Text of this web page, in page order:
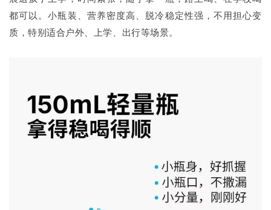
都可以。小瓶装、营养密度高、脱冷稳定性强，不用担心变
质，特别适合户外、上学、出行等场景。